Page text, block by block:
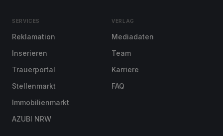
SERVICES
Reklamation
Inserieren
Trauerportal
Stellenmarkt
Immobilienmarkt
AZUBI NRW
VERLAG
Mediadaten
Team
Karriere
FAQ